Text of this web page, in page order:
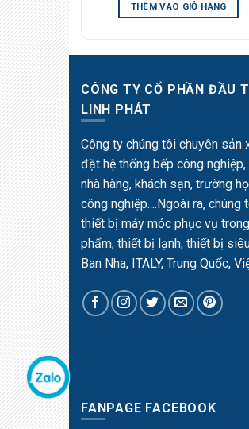
THÊM VÀO GIỎ HÀNG
CÔNG TY CỔ PHẦN ĐẦU
LINH PHÁT
Công ty chúng tôi chuyên sản
đặt hệ thống bếp công
nhà hàng, khách sạn, trường
công nghiệp....Ngoài ra, chúng
thiết bị máy móc phục vụ
phẩm, thiết bị lạnh, thiết bị
Ban Nha, ITALY, Trung Quốc,
FANPAGE FACEBOOK